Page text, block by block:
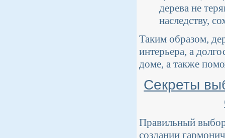
дерева не
наследству,
Таким образом,
интерьера, а
доме, а также
Секреты
Правильный
создании